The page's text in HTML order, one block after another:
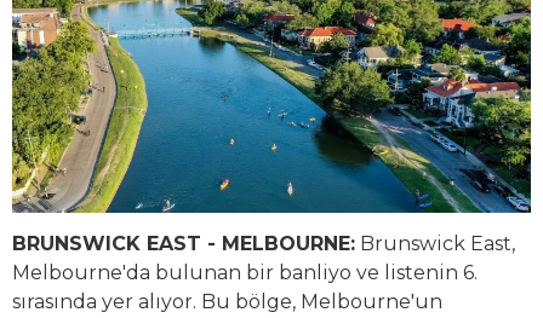
BRUNSWICK EAST - MELBOURNE: Brunswick East,
Melbourne'da bulunan bir banliyo ve listenin 6.
sırasında yer alıyor. Bu bölge, Melbourne'un